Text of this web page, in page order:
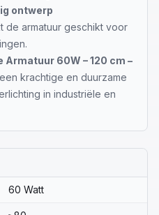
ontwerp
de armatuur geschikt voor
Armatuur 60W – 120 cm –
krachtige en duurzame
in industriële en
60 Watt